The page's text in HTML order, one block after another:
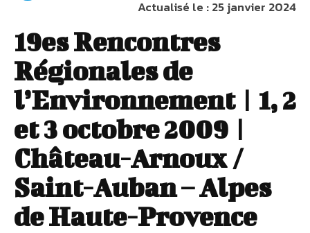
Actualisé le :25 janvier 2024
19es Rencontres
Régionales de
l’Environnement | 1, 2
et 3 octobre 2009 |
Château-Arnoux /
Saint-Auban – Alpes
de Haute-Provence